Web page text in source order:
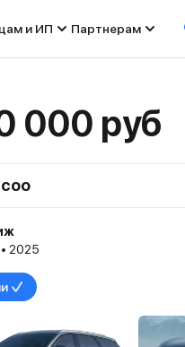
и ИП Партнерам
000 руб
2025